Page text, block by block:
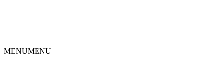
MENUMENU